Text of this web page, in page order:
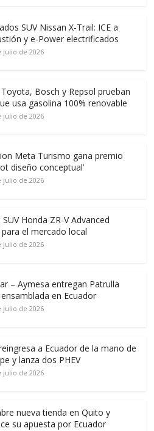
SUV Nissan X-Trail: ICE a
y e-Power electrificados
julio de 2026
Bosch y Repsol prueban
usa gasolina 100% renovable
julio de 2026
Meta Turismo gana premio
diseño conceptual’
julio de 2026
Honda ZR-V Advanced
para el mercado local
julio de 2026
– Aymesa entregan Patrulla
en Ecuador
julio de 2026
a Ecuador de la mano de
y lanza dos PHEV
julio de 2026
nueva tienda en Quito y
su apuesta por Ecuador